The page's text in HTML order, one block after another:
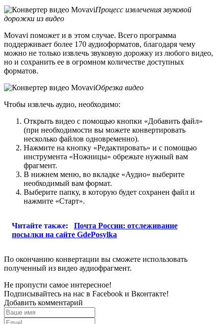
Процесс извлечения звуковой
дорожки из видео
Movavi поможет и в этом случае. Всего программа
поддерживает более 170 аудиоформатов, благодаря чему
можно не только извлечь звуковую дорожку из любого видео,
но и сохранить ее в огромном количестве доступных
форматов.
Обрезка видео
Чтобы извлечь аудио, необходимо:
Открыть видео с помощью кнопки «Добавить файл»
(при необходимости вы можете конвертировать
несколько файлов одновременно).
Нажмите на кнопку «Редактировать» и с помощью
инструмента «Ножницы» обрежьте нужный вам
фрагмент.
В нижнем меню, во вкладке «Аудио» выберите
необходимый вам формат.
Выберите папку, в которую будет сохранен файл и
нажмите «Старт».
Читайте также:
Почта России: отслеживание
посылки на сайте GdePosylka
По окончанию конвертации вы сможете использовать
полученный из видео аудиофрагмент.
Не пропусти самое интересное!
Подписывайтесь на нас в Facebook и Вконтакте!
Добавить комментарий